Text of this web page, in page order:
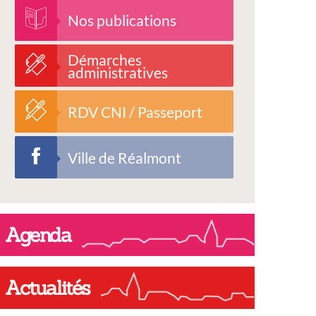
Nos publications
Démarches
administratives
RDV CNI / Passeport
Ville de Réalmont
Agenda
Actualités